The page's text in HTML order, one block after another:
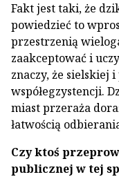
Fakt jest taki, że
powiedzieć to
przestrzenią
zaakceptować i
znaczy, że sielskiej
współegzystencji.
miast przeraża
łatwością
Czy ktoś
publicznej w tej